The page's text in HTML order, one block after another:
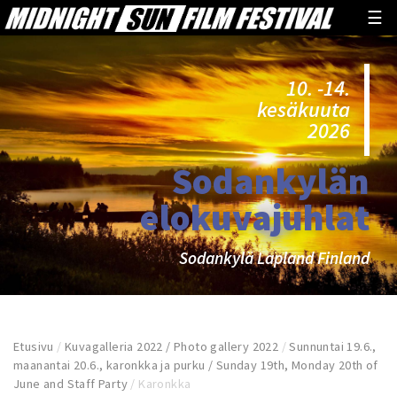
☰
10. -14.
kesäkuuta
2026
Sodankylän
elokuvajuhlat
Sodankylä Lapland Finland
Etusivu /Kuvagalleria 2022 / Photo gallery 2022 /Sunnuntai 19.6.,
maanantai 20.6., karonkka ja purku / Sunday 19th, Monday 20th of
June and Staff Party / Karonkka